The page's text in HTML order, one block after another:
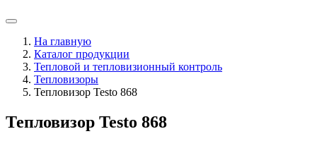
На главную
Каталог продукции
Тепловой и тепловизионный контроль
Тепловизоры
Тепловизор Testo 868
Тепловизор Testo 868